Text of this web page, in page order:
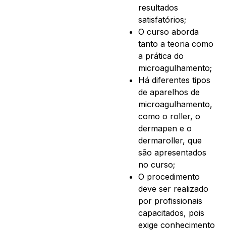
resultados
satisfatórios;
O curso aborda
tanto a teoria como
a prática do
microagulhamento;
Há diferentes tipos
de aparelhos de
microagulhamento,
como o roller, o
dermapen e o
dermaroller, que
são apresentados
no curso;
O procedimento
deve ser realizado
por profissionais
capacitados, pois
exige conhecimento